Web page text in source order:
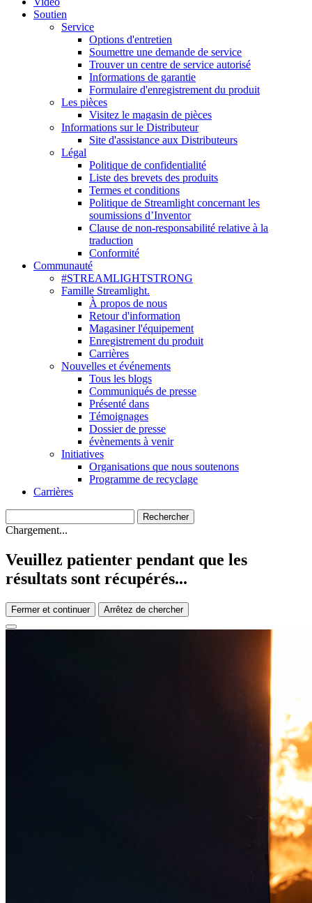
Soutien
Service
Options d'entretien
Soumettre une demande de service
Trouver un centre de service autorisé
Informations de garantie
Formulaire d'enregistrement du produit
Les pièces
Visitez le magasin de pièces
Informations sur le Distributeur
Site d'assistance aux Distributeurs
Légal
Politique de confidentialité
Liste des brevets des produits
Termes et conditions
Politique de Streamlight concernant les
soumissions d’Inventor
Clause de non-responsabilité relative à la
traduction
Conformité
Communauté
#STREAMLIGHTSTRONG
Famille Streamlight.
À propos de nous
Retour d'information
Magasiner l'équipement
Enregistrement du produit
Carrières
Nouvelles et événements
Tous les blogs
Communiqués de presse
Présenté dans
Témoignages
Dossier de presse
évènements à venir
Initiatives
Organisations que nous soutenons
Programme de recyclage
Carrières
Chargement...
Veuillez patienter pendant que les
résultats sont récupérés...
Fermer et continuer Arrêtez de chercher